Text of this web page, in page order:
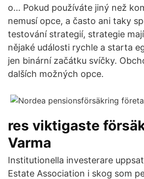
o… Pokud používáte jiný než
nemusí opce, a často ani taky
testování strategií, strategie
nějaké události rychle a starta
jen binární začátku svíčky.
dalších možných opce.
res viktigaste
Varma
Institutionella investerare
Estate Association i skog som